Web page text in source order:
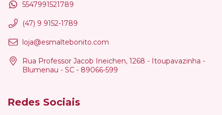
5547991521789
(47) 9 9152-1789
loja@esmaltebonito.com
Rua Professor Jacob Ineichen, 1268 - Itoupavazinha -
Blumenau - SC - 89066-599
Redes Sociais